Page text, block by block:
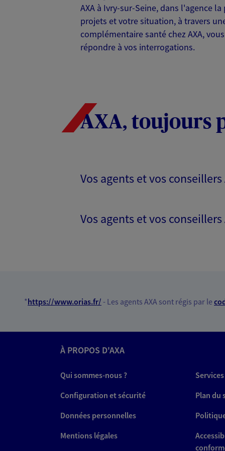
AXA à Ivry-sur-Seine, dans l'agence
projets et votre situation, à travers
complémentaire santé chez AXA,
répondre à vos interrogations.
AXA, toujours
Vos agents et vos
Vos agents et vos
*https://www.orias.fr/ - Les agents AXA sont régis par le
À PROPOS D'AXA
Qui sommes-nous ?
Configuration et sécurité
Plan du
Données personnelles
Mentions légales